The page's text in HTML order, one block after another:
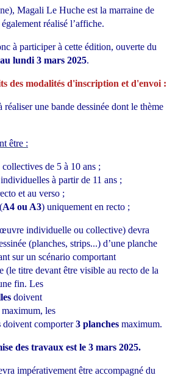
Magali Le Huche est la marraine de
réalisé l’affiche.
à participer à cette édition, ouverte du
lundi 3 mars 2025.
des modalités d'inscription et d'envoi :
réaliser une bande dessinée dont le thème
être :
de 5 à 10 ans ;
à partir de 11 ans ;
et au verso ;
(A4 ou A3) uniquement en recto ;
individuelle ou collective) devra
(planches, strips...) d’une planche
sur un scénario comportant
(le titre devant être visible au recto de la
fin. Les
doivent
maximum, les
doivent comporter3 planches maximum.
des travaux est le 3 mars 2025.
impérativement être accompagné du